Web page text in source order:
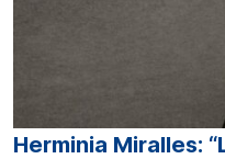
Herminia Miralles: